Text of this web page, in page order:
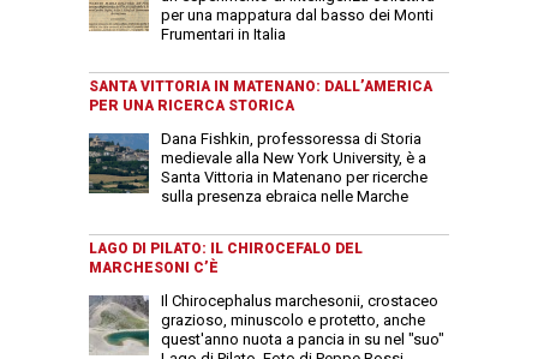
per una mappatura dal basso dei Monti
Frumentari in Italia
SANTA VITTORIA IN MATENANO: DALL’AMERICA
PER UNA RICERCA STORICA
Dana Fishkin, professoressa di Storia
medievale alla New York University, è a
Santa Vittoria in Matenano per ricerche
sulla presenza ebraica nelle Marche
LAGO DI PILATO: IL CHIROCEFALO DEL
MARCHESONI C’È
Il Chirocephalus marchesonii, crostaceo
grazioso, minuscolo e protetto, anche
quest'anno nuota a pancia in su nel "suo"